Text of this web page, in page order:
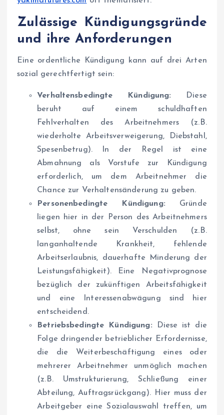
Zulässige Kündigungsgründe
und ihre Anforderungen
Eine ordentliche Kündigung kann auf drei Arten
sozial gerechtfertigt sein:
Verhaltensbedingte Kündigung:
Diese
beruht auf einem schuldhaften
Fehlverhalten des Arbeitnehmers (z.B.
wiederholte Arbeitsverweigerung, Diebstahl,
Spesenbetrug). In der Regel ist eine
Abmahnung als Vorstufe zur Kündigung
erforderlich, um dem Arbeitnehmer die
Chance zur Verhaltensänderung zu geben.
Personenbedingte Kündigung: Gründe
liegen hier in der Person des Arbeitnehmers
selbst, ohne sein Verschulden (z.B.
langanhaltende Krankheit, fehlende
Arbeitserlaubnis, dauerhafte Minderung der
Leistungsfähigkeit). Eine Negativprognose
bezüglich der zukünftigen Arbeitsfähigkeit
und eine Interessenabwägung sind hier
entscheidend.
Betriebsbedingte Kündigung: Diese ist die
Folge dringender betrieblicher Erfordernisse,
die die Weiterbeschäftigung eines oder
mehrerer Arbeitnehmer unmöglich machen
(z.B. Umstrukturierung, Schließung einer
Abteilung, Auftragsrückgang). Hier muss der
Arbeitgeber eine Sozialauswahl treffen, um